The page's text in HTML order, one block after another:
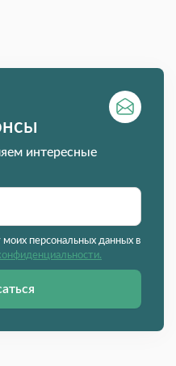
интересные
моих персональных данных в